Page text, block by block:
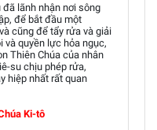
đã lãnh nhận nơi sông
để bắt đầu một
cũng để tẩy rửa và giải
và quyền lực hỏa ngục,
Thiên Chúa của nhân
su chịu phép rửa,
hiệp nhất rất quan
Ki-tô